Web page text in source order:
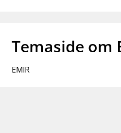
Temaside om
EMIR